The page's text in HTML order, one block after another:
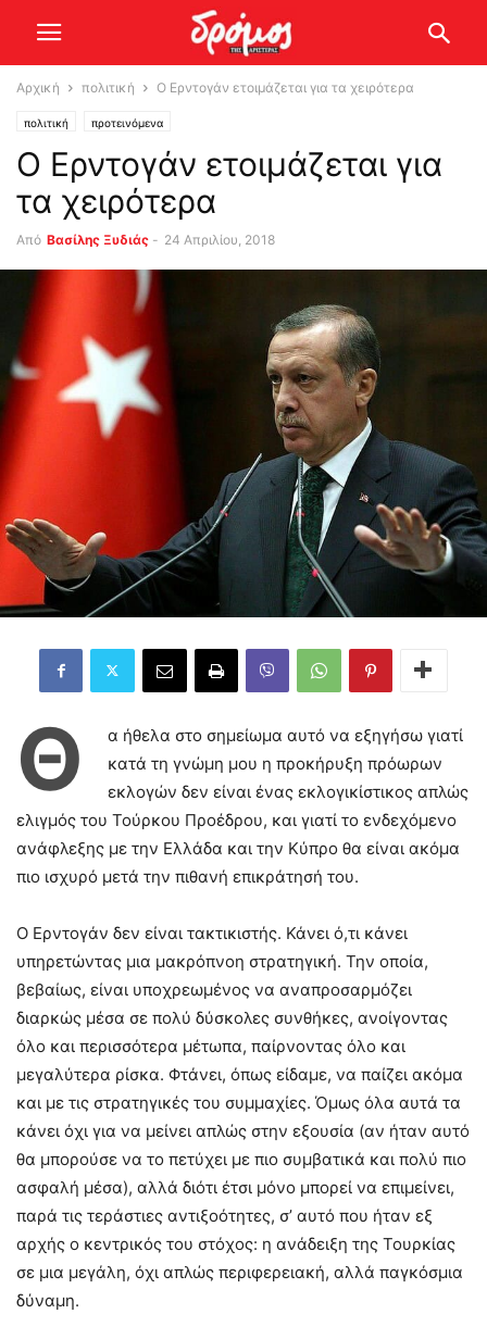
Αρχική πολιτική Ο Ερντογάν ετοιμάζεται για τα χειρότερα
πολιτική προτεινόμενα
Ο Ερντογάν ετοιμάζεται για
τα χειρότερα
Από Βασίλης Ξυδιάς - 24 Απριλίου, 2018
Θ
α ήθελα στο σημείωμα αυτό να εξηγήσω γιατί
κατά τη γνώμη μου η προκήρυξη πρόωρων
εκλογών δεν είναι ένας εκλογικίστικος απλώς
ελιγμός του Τούρκου Προέδρου, και γιατί το ενδεχόμενο
ανάφλεξης με την Ελλάδα και την Κύπρο θα είναι ακόμα
πιο ισχυρό μετά την πιθανή επικράτησή του.
Ο Ερντογάν δεν είναι τακτικιστής. Κάνει ό,τι κάνει
υπηρετώντας μια μακρόπνοη στρατηγική. Την οποία,
βεβαίως, είναι υποχρεωμένος να αναπροσαρμόζει
διαρκώς μέσα σε πολύ δύσκολες συνθήκες, ανοίγοντας
όλο και περισσότερα μέτωπα, παίρνοντας όλο και
μεγαλύτερα ρίσκα. Φτάνει, όπως είδαμε, να παίζει ακόμα
και με τις στρατηγικές του συμμαχίες. Όμως όλα αυτά τα
κάνει όχι για να μείνει απλώς στην εξουσία (αν ήταν αυτό
θα μπορούσε να το πετύχει με πιο συμβατικά και πολύ πιο
ασφαλή μέσα), αλλά διότι έτσι μόνο μπορεί να επιμείνει,
παρά τις τεράστιες αντιξοότητες, σ’ αυτό που ήταν εξ
αρχής ο κεντρικός του στόχος: η ανάδειξη της Τουρκίας
σε μια μεγάλη, όχι απλώς περιφερειακή, αλλά παγκόσμια
δύναμη.